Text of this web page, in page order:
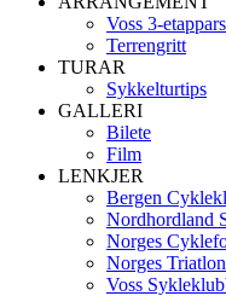
Voss 3-etappars
Terrengritt
TURAR
Sykkelturtips
GALLERI
Bilete
Film
LENKJER
Bergen
Nordhordland
Norges
Norges
Voss